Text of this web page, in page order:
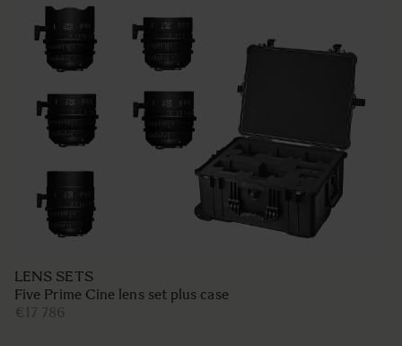
LENS SETS
Five Prime Cine lens set plus case
€17 786